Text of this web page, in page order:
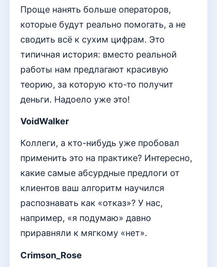
Проще нанять больше операторов,
которые будут реально помогать, а не
сводить всё к сухим цифрам. Это
типичная история: вместо реальной
работы нам предлагают красивую
теорию, за которую кто-то получит
деньги. Надоело уже это!
VoidWalker
Коллеги, а кто-нибудь уже пробовал
применить это на практике? Интересно,
какие самые абсурдные предлоги от
клиентов ваш алгоритм научился
распознавать как «отказ»? У нас,
например, «я подумаю» давно
приравняли к мягкому «нет».
Crimson_Rose